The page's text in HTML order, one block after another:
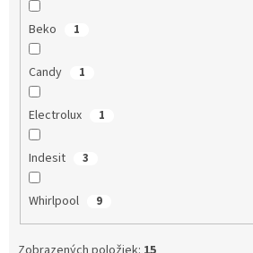
Beko 1
Candy 1
Electrolux 1
Indesit 3
Whirlpool 9